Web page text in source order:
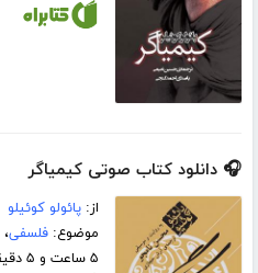
🎧 دانلود کتاب صوتی کیمیاگر
از:پائولو کوئیلو
موضوع:فلسفی،
۵ ساعت و ۵ دقیقه